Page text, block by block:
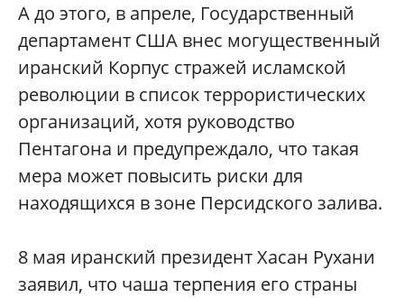
А до этого, в апреле, Государственный
департамент США внес могущественный
иранский Корпус стражей исламской
революции в список террористических
организаций, хотя руководство
Пентагона и предупреждало, что такая
мера может повысить риски для
находящихся в зоне Персидского залива.
8 мая иранский президент Хасан Рухани
заявил, что чаша терпения его страны